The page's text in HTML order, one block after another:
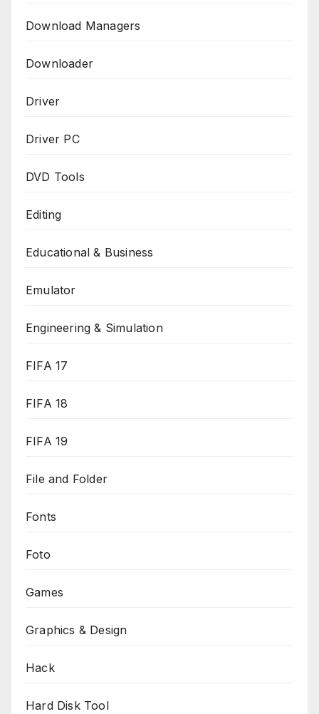
Download Managers
Downloader
Driver
Driver PC
DVD Tools
Editing
Educational & Business
Emulator
Engineering & Simulation
FIFA 17
FIFA 18
FIFA 19
File and Folder
Fonts
Foto
Games
Graphics & Design
Hack
Hard Disk Tool